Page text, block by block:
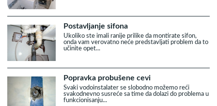
Postavljanje sifona
Ukoliko ste imali ranije prilike da montirate sifon,
onda vam verovatno neće predstavljati problem da to
učinite opet...
Popravka probušene cevi
Svaki vodoinstalater se slobodno možemo reći
svakodnevno susreće sa time da dolazi do problema u
funkcionisanju...